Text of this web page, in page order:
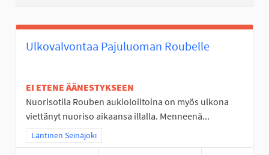
Ulkovalvontaa Pajuluoman Roubelle
EI ETENE ÄÄNESTYKSEEN
Nuorisotila Rouben aukioloiltoina on myös ulkona
viettänyt nuoriso aikaansa illalla. Menneenä...
Rajaa tulokset teeman mukaan: Läntinen Seinäjoki
Läntinen Seinäjoki